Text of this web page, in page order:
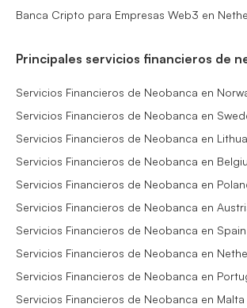
Banca Cripto para Empresas Web3 en
Principales servicios financieros de
Servicios Financieros de Neobanca en
Servicios Financieros de Neobanca en
Servicios Financieros de Neobanca en
Servicios Financieros de Neobanca en
Servicios Financieros de Neobanca en
Servicios Financieros de Neobanca en
Servicios Financieros de Neobanca en Spain
Servicios Financieros de Neobanca en
Servicios Financieros de Neobanca en
Servicios Financieros de Neobanca en Malta